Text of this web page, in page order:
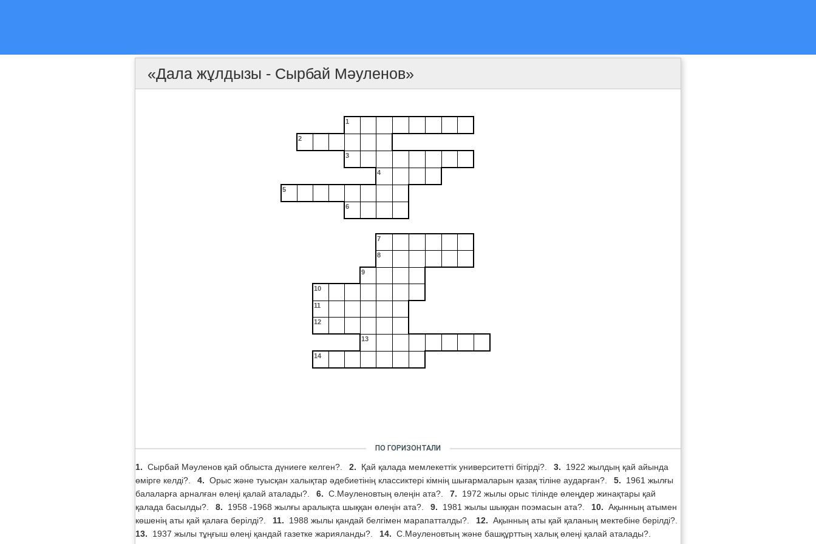
«Дала жұлдызы - Сырбай Мәуленов»
1
2
3
4
5
6
7
8
9
10
11
12
13
14
ПО ГОРИЗОНТАЛИ
1. Сырбай Мәуленов қай облыста дүниеге келген?. 2. Қай қалада мемлекеттік университетті бітірді?. 3.
1922 жылдың қай айында
өмірге келді?.
4. Орыс және туысқан халықтар әдебиетінің классиктері кімнің шығармаларын қазақ тіліне аударған?. 5.
1961 жылғы
балаларға арналған өлеңі қалай аталады?.
6. С.Мәуленовтың өлеңін ата?. 7.
1972 жылы орыс тілінде өлеңдер жинақтары қай
қалада басылды?.
8. 1958 -1968 жылғы аралықта шыққан өлеңін ата?. 9. 1981 жылы шыққан поэмасын ата?. 10. Ақынның атымен
көшенің аты қай қалаға берілді?.
11. 1988 жылы қандай белгімен марапатталды?. 12. Ақынның аты қай қаланың мектебіне берілді?.
13.
1937 жылы тұңғыш өлеңі қандай газетке жарияланды?. 14. С.Мәуленовтың және башқұрттың халық өлеңі қалай аталады?.